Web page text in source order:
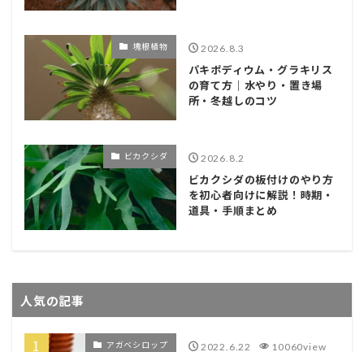
塊根植物 2026.8.3
パキポディウム・グラキリス
の育て方｜水やり・置き場
所・冬越しのコツ
ビカクシダ 2026.8.2
ビカクシダの板付けのやり方
を初心者向けに解説！時期・
道具・手順まとめ
人気の記事
アガベシロップ 2022.6.22 10060view